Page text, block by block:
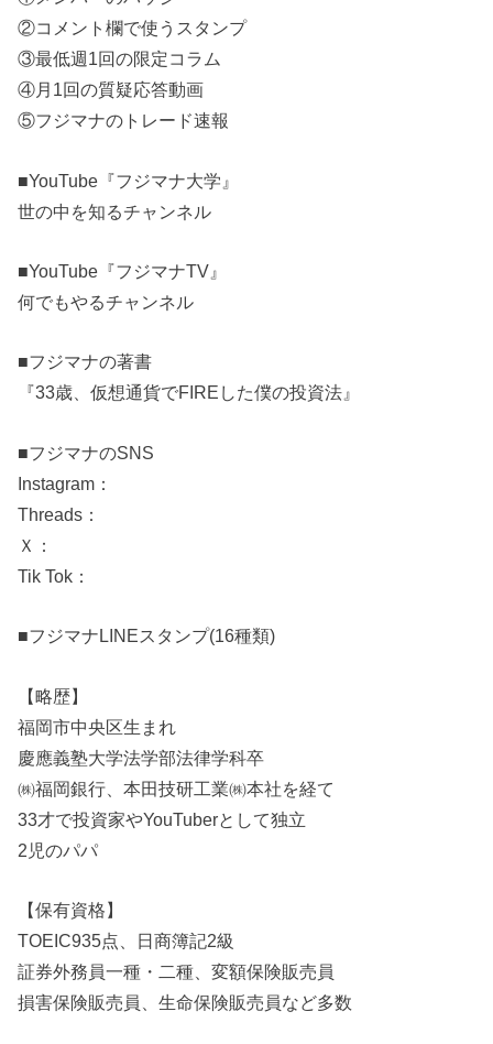
②コメント欄で使うスタンプ
③最低週1回の限定コラム
④月1回の質疑応答動画
⑤フジマナのトレード速報
■YouTube『フジマナ大学』
世の中を知るチャンネル
■YouTube『フジマナTV』
何でもやるチャンネル
■フジマナの著書
『33歳、仮想通貨でFIREした僕の投資法』
■フジマナのSNS
Instagram：
Threads：
Ｘ：
Tik Tok：
■フジマナLINEスタンプ(16種類)
【略歴】
福岡市中央区生まれ
慶應義塾大学法学部法律学科卒
㈱福岡銀行、本田技研工業㈱本社を経て
33才で投資家やYouTuberとして独立
2児のパパ
【保有資格】
TOEIC935点、日商簿記2級
証券外務員一種・二種、変額保険販売員
損害保険販売員、生命保険販売員など多数